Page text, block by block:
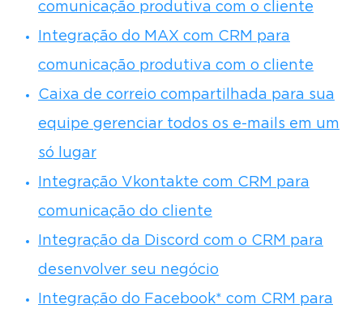
comunicação produtiva com o cliente
Integração do MAX com CRM para
comunicação produtiva com o cliente
Caixa de correio compartilhada para sua
equipe gerenciar todos os e-mails em um
só lugar
Integração Vkontakte com CRM para
comunicação do cliente
Integração da Discord com o CRM para
desenvolver seu negócio
Integração do Facebook* com CRM para